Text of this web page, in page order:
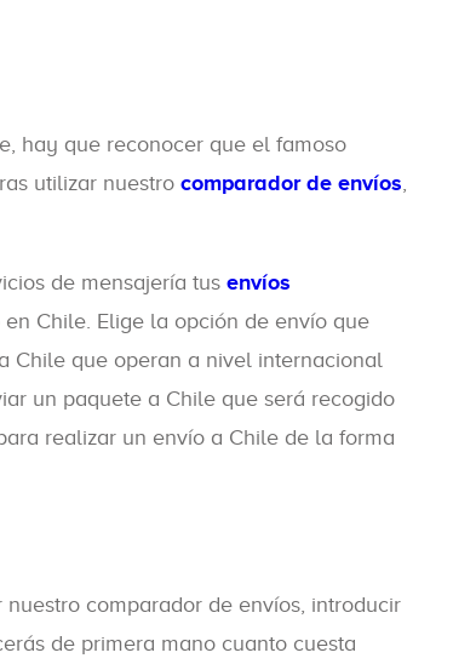
hay que reconocer que el famoso
utilizar nuestro comparador de envíos,
de mensajería tus envíos
Chile. Elige la opción de envío que
Chile que operan a nivel internacional
un paquete a Chile que será recogido
realizar un envío a Chile de la forma
comparador de envíos, introducir
de primera mano cuanto cuesta